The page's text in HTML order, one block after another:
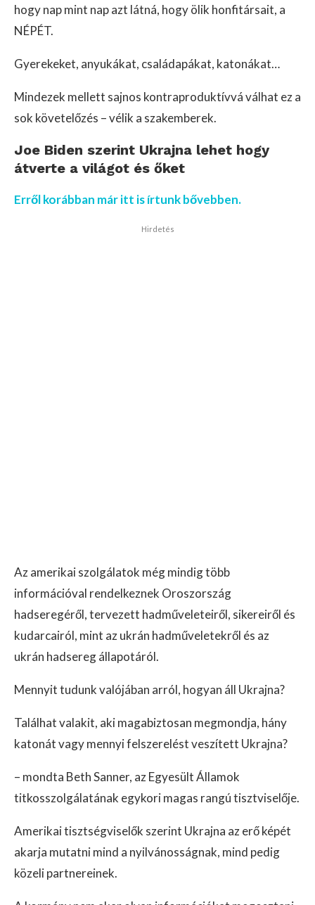
hogy nap mint nap azt látná, hogy ölik honfitársait, a
NÉPÉT.
Gyerekeket, anyukákat, családapákat, katonákat…
Mindezek mellett sajnos kontraproduktívvá válhat ez a
sok követelőzés – vélik a szakemberek.
Joe Biden szerint Ukrajna lehet hogy
átverte a világot és őket
Erről korábban már itt is írtunk bővebben.
Hirdetés
Az amerikai szolgálatok még mindig több
információval rendelkeznek Oroszország
hadseregéről, tervezett hadműveleteiről, sikereiről és
kudarcairól, mint az ukrán hadműveletekről és az
ukrán hadsereg állapotáról.
Mennyit tudunk valójában arról, hogyan áll Ukrajna?
Találhat valakit, aki magabiztosan megmondja, hány
katonát vagy mennyi felszerelést veszített Ukrajna?
– mondta Beth Sanner, az Egyesült Államok
titkosszolgálatának egykori magas rangú tisztviselője.
Amerikai tisztségviselők szerint Ukrajna az erő képét
akarja mutatni mind a nyilvánosságnak, mind pedig
közeli partnereinek.